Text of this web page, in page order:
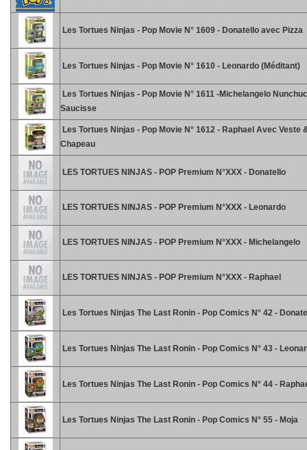
Les Tortues Ninjas - Pop Movie N° 1609 - Donatello avec Pizza
Les Tortues Ninjas - Pop Movie N° 1610 - Leonardo (Méditant)
Les Tortues Ninjas - Pop Movie N° 1611 -Michelangelo
Saucisse
Les Tortues Ninjas - Pop Movie N° 1612 - Raphael Avec Veste
Chapeau
LES TORTUES NINJAS - POP Premium N°XXX - Donatello
LES TORTUES NINJAS - POP Premium N°XXX - Leonardo
LES TORTUES NINJAS - POP Premium N°XXX - Michelangelo
LES TORTUES NINJAS - POP Premium N°XXX - Raphael
Les Tortues Ninjas The Last Ronin - Pop Comics N° 42 -
Les Tortues Ninjas The Last Ronin - Pop Comics N° 43 -
Les Tortues Ninjas The Last Ronin - Pop Comics N° 44 -
Les Tortues Ninjas The Last Ronin - Pop Comics N° 55 - Moja